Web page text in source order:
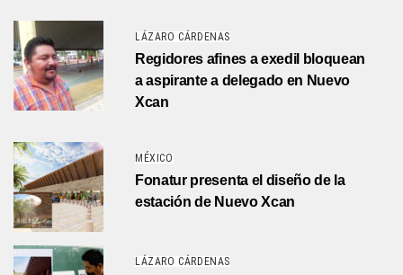
LÁZARO CÁRDENAS
Regidores afines a exedil bloquean
a aspirante a delegado en Nuevo
Xcan
MÉXICO
Fonatur presenta el diseño de la
estación de Nuevo Xcan
LÁZARO CÁRDENAS